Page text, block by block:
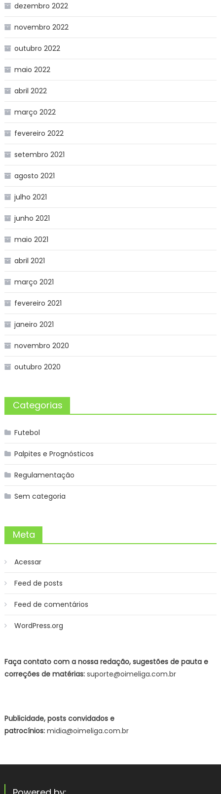
dezembro 2022
novembro 2022
outubro 2022
maio 2022
abril 2022
março 2022
fevereiro 2022
setembro 2021
agosto 2021
julho 2021
junho 2021
maio 2021
abril 2021
março 2021
fevereiro 2021
janeiro 2021
novembro 2020
outubro 2020
Categorias
Futebol
Palpites e Prognósticos
Regulamentação
Sem categoria
Meta
Acessar
Feed de posts
Feed de comentários
WordPress.org
Faça contato com a nossa redação, sugestões de pauta e
correções de matérias:suporte@oimeliga.com.br
Publicidade, posts convidados e
patrocínios:midia@oimeliga.com.br